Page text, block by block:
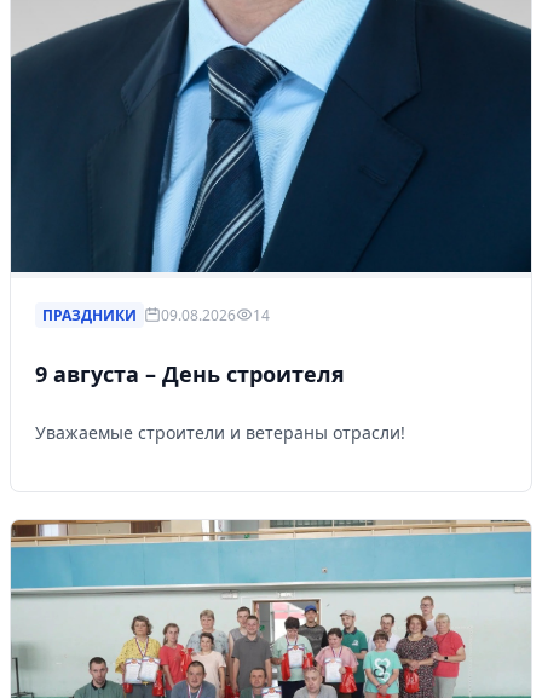
ПРАЗДНИКИ 09.08.2026 14
9 августа – День строителя
Уважаемые строители и ветераны отрасли!